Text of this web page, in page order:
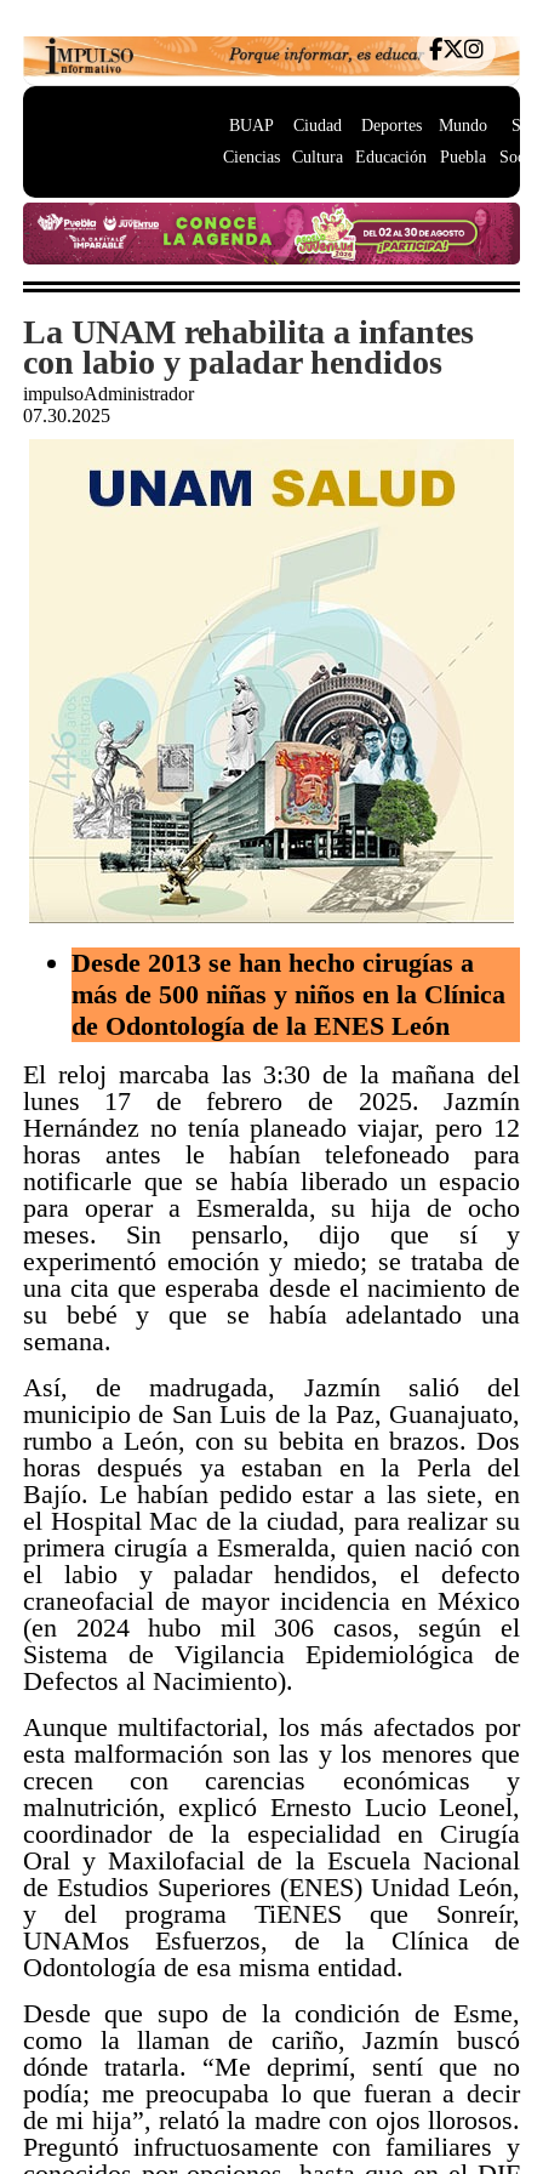
BUAP
Ciencias
Ciudad
Cultura
Deportes
Educación
Mundo
Puebla
La UNAM rehabilita a infantes
con labio y paladar hendidos
impulsoAdministrador
07.30.2025
Desde 2013 se han hecho cirugías a
más de 500 niñas y niños en la Clínica
de Odontología de la ENES León
El reloj marcaba las 3:30 de la mañana del
lunes 17 de febrero de 2025. Jazmín
Hernández no tenía planeado viajar, pero 12
horas antes le habían telefoneado para
notificarle que se había liberado un espacio
para operar a Esmeralda, su hija de ocho
meses. Sin pensarlo, dijo que sí y
experimentó emoción y miedo; se trataba de
una cita que esperaba desde el nacimiento de
su bebé y que se había adelantado una
semana.
Así, de madrugada, Jazmín salió del
municipio de San Luis de la Paz, Guanajuato,
rumbo a León, con su bebita en brazos. Dos
horas después ya estaban en la Perla del
Bajío. Le habían pedido estar a las siete, en
el Hospital Mac de la ciudad, para realizar su
primera cirugía a Esmeralda, quien nació con
el labio y paladar hendidos, el defecto
craneofacial de mayor incidencia en México
(en 2024 hubo mil 306 casos, según el
Sistema de Vigilancia Epidemiológica de
Defectos al Nacimiento).
Aunque multifactorial, los más afectados por
esta malformación son las y los menores que
crecen con carencias económicas y
malnutrición, explicó Ernesto Lucio Leonel,
coordinador de la especialidad en Cirugía
Oral y Maxilofacial de la Escuela Nacional
de Estudios Superiores (ENES) Unidad León,
y del programa TiENES que Sonreír,
UNAMos Esfuerzos, de la Clínica de
Odontología de esa misma entidad.
Desde que supo de la condición de Esme,
como la llaman de cariño, Jazmín buscó
dónde tratarla. “Me deprimí, sentí que no
podía; me preocupaba lo que fueran a decir
de mi hija”, relató la madre con ojos llorosos.
Preguntó infructuosamente con familiares y